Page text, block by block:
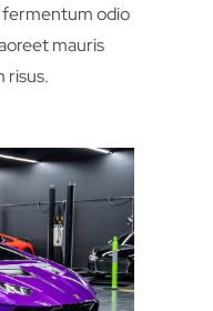
fermentum odio
mauris
risus.
sapien vitae
mi pretium